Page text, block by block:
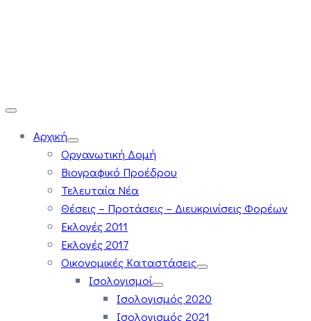
Αρχική
Οργανωτική Δομή
Βιογραφικό Προέδρου
Τελευταία Νέα
Θέσεις – Προτάσεις – Διευκρινίσεις Φορέων
Εκλογές 2011
Εκλογές 2017
Οικονομικές Καταστάσεις
Ισολογισμοί
Ισολογισμός 2020
Ισολογισμός 2021